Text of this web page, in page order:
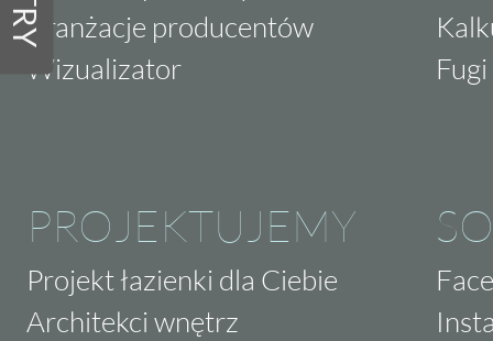
Aranżacje producentów
Wizualizator
PROJEKTUJEMY
Projekt łazienki dla Ciebie
Architekci wnętrz